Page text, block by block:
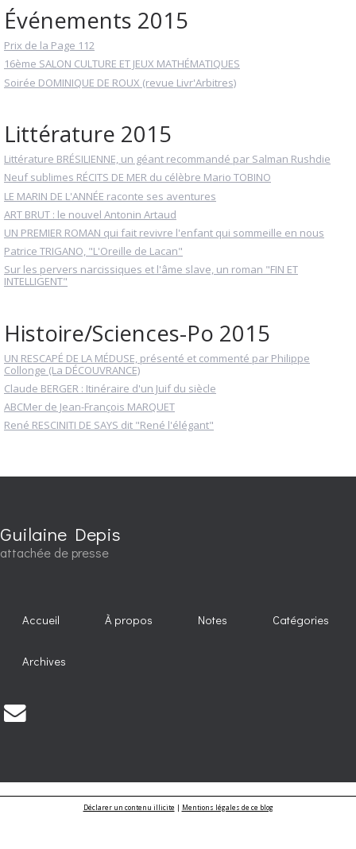
Événements 2015
Prix de la Page 112
16ème SALON CULTURE ET JEUX MATHÉMATIQUES
Soirée DOMINIQUE DE ROUX (revue Livr'Arbitres)
Littérature 2015
Littérature BRÉSILIENNE, un géant recommandé par Salman Rushdie
Neuf sublimes RÉCITS DE MER du célèbre Mario TOBINO
LE MARIN DE L'ANNÉE raconte ses aventures
ART BRUT : le nouvel Antonin Artaud
UN PREMIER ROMAN qui fait revivre l'enfant qui sommeille en nous
Patrice TRIGANO, "L'Oreille de Lacan"
Sur les pervers narcissiques et l'âme slave, un roman "FIN ET
INTELLIGENT"
Histoire/Sciences-Po 2015
UN RESCAPÉ DE LA MÉDUSE, présenté et commenté par Philippe
Collonge (La DÉCOUVRANCE)
Claude BERGER : Itinéraire d'un Juif du siècle
ABCMer de Jean-François MARQUET
René RESCINITI DE SAYS dit "René l'élégant"
Guilaine Depis
attachée de presse
Accueil À propos Notes Catégories
Archives
Déclarer un contenu illicite| Mentions légales de ce blog